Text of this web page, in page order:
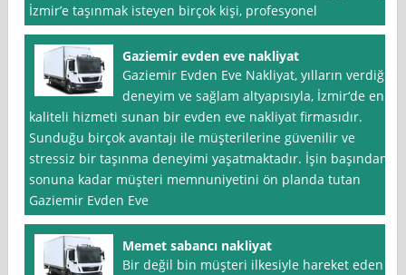
İzmir’e taşınmak isteyen birçok kişi, profesyonel
Gaziemir evden eve nakliyat
Gaziemir Evden Eve Nakliyat, yılların verdiği
deneyim ve sağlam altyapısıyla, İzmir‘de en
kaliteli hizmeti sunan bir evden eve nakliyat firmasıdır.
Sunduğu birçok avantajı ile müşterilerine güvenilir ve
stressiz bir taşınma deneyimi yaşatmaktadır. İşin başından
sonuna kadar müşteri memnuniyetini ön planda tutan
Gaziemir Evden Eve
Memet sabancı nakliyat
Bir değil bin müşteri ilkesiyle hareket eden